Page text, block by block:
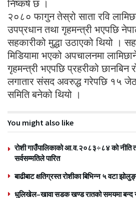
निष्कर्ष छ ।
२०८० फागुन तेस्रो साता रवि
उपप्रधान तथा गृहमन्त्री भएपछि
सहकारीको मुद्धा उठाएको थियो ।
मिडियामा भएको अपचालनमा
गृहमन्त्री भएपछि प्रहरीको
लगातार संसद अवरुद्ध गरेपछि १५
समिति बनेको थियो ।
You might also like
रोशी गाउँपालिकाको आ.व.२०८३÷८४ को नीति
सर्वसम्मतिले पारित
बाढीबाट क्षतिग्रस्त रोशीका बिभिन्न ५ वटा
धुलिखेल–खावा सडक खण्ड रातको समयमा बन्द